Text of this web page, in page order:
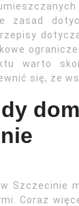
zasad
warto
się, że
Szczecinie
Coraz